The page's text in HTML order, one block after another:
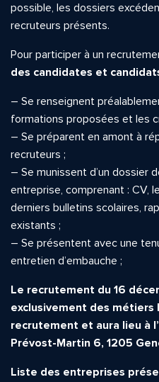
possible, les dossiers
recruteurs présents.
Pour participer à un
des candidates et
– Se renseignent
formations proposées et les
– Se préparent en amont à
recruteurs ;
– Se munissent d’un dossier
entreprise, comprenant : CV,
derniers bulletins scolaires,
existants ;
– Se présentent avec une
entretien d’embauche ;
Le recrutement du 16
exclusivement des métiers
recrutement et aura lieu à
Prévost-Martin 6, 1205
Liste des entreprises